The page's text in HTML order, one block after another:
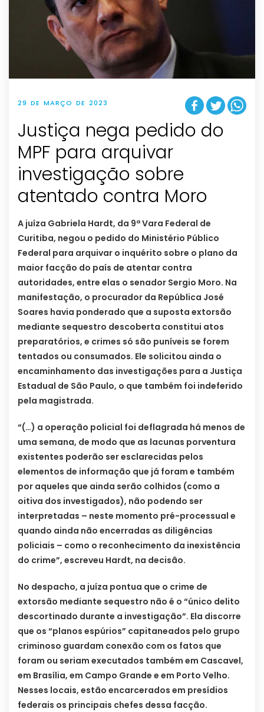
29 DE MARÇO DE 2023
Justiça nega pedido do
MPF para arquivar
investigação sobre
atentado contra Moro
A juíza Gabriela Hardt, da 9ª Vara Federal de
Curitiba, negou o pedido do Ministério Público
Federal para arquivar o inquérito sobre o plano da
maior facção do país de atentar contra
autoridades, entre elas o senador Sergio Moro. Na
manifestação, o procurador da República José
Soares havia ponderado que a suposta extorsão
mediante sequestro descoberta constitui atos
preparatórios, e crimes só são puníveis se forem
tentados ou consumados. Ele solicitou ainda o
encaminhamento das investigações para a Justiça
Estadual de São Paulo, o que também foi indeferido
pela magistrada.
“(…) a operação policial foi deflagrada há menos de
uma semana, de modo que as lacunas porventura
existentes poderão ser esclarecidas pelos
elementos de informação que já foram e também
por aqueles que ainda serão colhidos (como a
oitiva dos investigados), não podendo ser
interpretadas – neste momento pré-processual e
quando ainda não encerradas as diligências
policiais – como o reconhecimento da inexistência
do crime”, escreveu Hardt, na decisão.
No despacho, a juíza pontua que o crime de
extorsão mediante sequestro não é o “único delito
descortinado durante a investigação”. Ela discorre
que os “planos espúrios” capitaneados pelo grupo
criminoso guardam conexão com os fatos que
foram ou seriam executados também em Cascavel,
em Brasília, em Campo Grande e em Porto Velho.
Nesses locais, estão encarcerados em presídios
federais os principais chefes dessa facção.